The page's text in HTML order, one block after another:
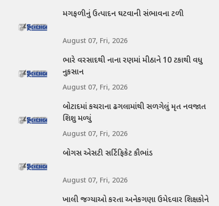
મગફળીનું ઉત્પાદન ઘટવાની સંભાવના ટળી
August 07, Fri, 2026
ભારે વરસાદથી નાના રણમાં મીઠાને 10 ટકાથી વધુ
નુકસાન
August 07, Fri, 2026
બોટાદમાં કચરાના ઢગલામાંથી સળગેલું મૃત નવજાત
શિશુ મળ્યું
August 07, Fri, 2026
બોગસ એસટી સર્ટિફિકેટ કૌભાંડ
August 07, Fri, 2026
ખાલી જગ્યાઓ કરતા અનેકગણા ઉમેદવાર શિક્ષકોને